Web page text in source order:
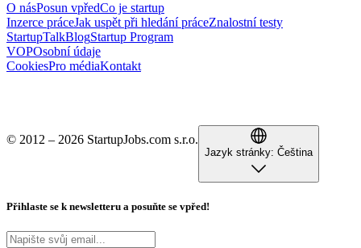
O násPosun vpředCo je startup
Inzerce práceJak uspět při hledání práceZnalostní testy
StartupTalkBlogStartup Program
VOPOsobní údaje
CookiesPro médiaKontakt
© 2012 – 2026 StartupJobs.com s.r.o.
Jazyk stránky: Čeština
Přihlaste se k newsletteru a posuňte se vpřed!